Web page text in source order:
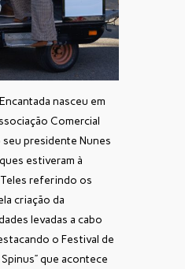
nasceu em
Comercial
presidente Nunes
estiveram à
referindo os
criação da
levadas a cabo
o Festival de
que acontece